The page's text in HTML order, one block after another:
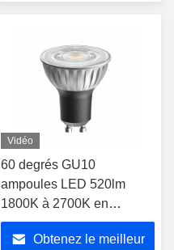
Vidéo
60 degrés GU10
ampoules LED 520lm
1800K à 2700K en
aluminium coulé GU10
projecteurObtenez le meilleur